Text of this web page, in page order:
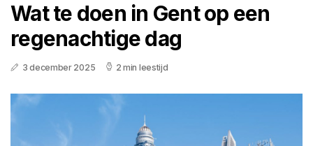
Wat te doen in Gent op een
regenachtige dag
3 december 2025 2 min leestijd